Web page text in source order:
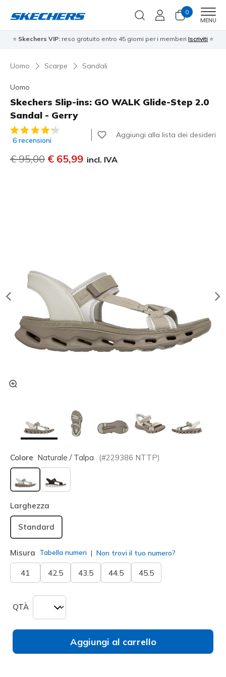
0
MENU
⭐ Skechers VIP: reso gratuito entro 45 giorni per i memberi Iscriviti ⭐
Uomo Scarpe Sandali
Uomo
Skechers Slip-ins: GO WALK Glide-Step 2.0
Sandal - Gerry
Valutazione cliente 5 su 5
6 recensioni
Aggiungi alla lista dei desideri
Prezzo ridotto da
€ 95,00 per
€ 65,99 incl. IVA
Colore Naturale / Talpa (#229386 NTTP)
selezionato
Larghezza
Standard
Misura Tabella numeri Non trovi il tuo numero?
41 42.5 43.5 44.5 45.5
QTÀ
Aggiungi al carrello